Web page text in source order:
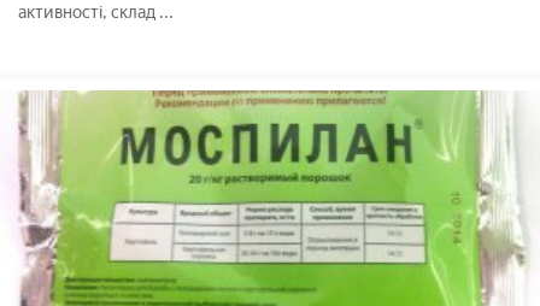
активності, склад ...